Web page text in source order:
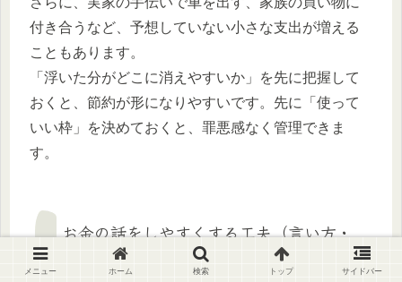
付き合うなど、予想していない小さな支出が増える
こともあります。
「浮いた分がどこに消えやすいか」を先に把握して
おくと、節約が形になりやすいです。先に「使って
いい枠」を決めておくと、罪悪感なく管理できま
す。
お金の話をしやすくする工夫（言い方・
タイミング）
メニュー ホーム 検索 トップ サイドバー